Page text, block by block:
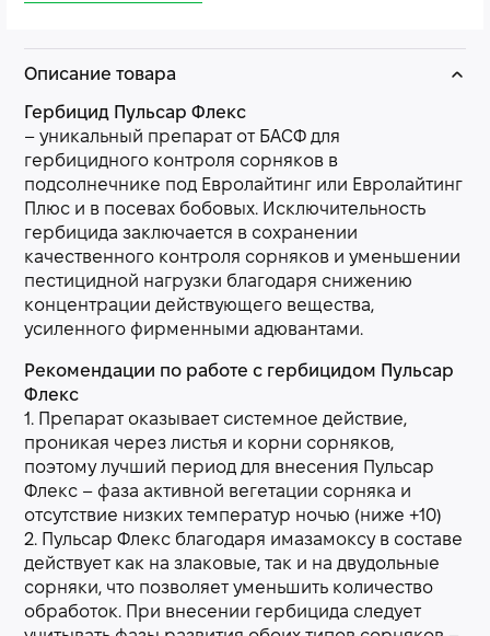
Описание товара
Гербицид Пульсар Флекс
– уникальный препарат от БАСФ для
гербицидного контроля сорняков в
подсолнечнике под Евролайтинг или Евролайтинг
Плюс и в посевах бобовых. Исключительность
гербицида заключается в сохранении
качественного контроля сорняков и уменьшении
пестицидной нагрузки благодаря снижению
концентрации действующего вещества,
усиленного фирменными адювантами.
Рекомендации по работе с гербицидом Пульсар
Флекс
1. Препарат оказывает системное действие,
проникая через листья и корни сорняков,
поэтому лучший период для внесения Пульсар
Флекс – фаза активной вегетации сорняка и
отсутствие низких температур ночью (ниже +10)
2. Пульсар Флекс благодаря имазамоксу в составе
действует как на злаковые, так и на двудольные
сорняки, что позволяет уменьшить количество
обработок. При внесении гербицида следует